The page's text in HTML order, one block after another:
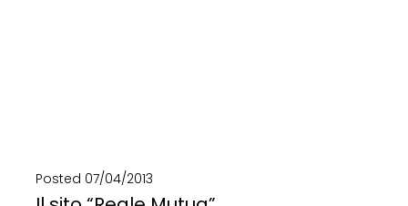
Posted 07/04/2013